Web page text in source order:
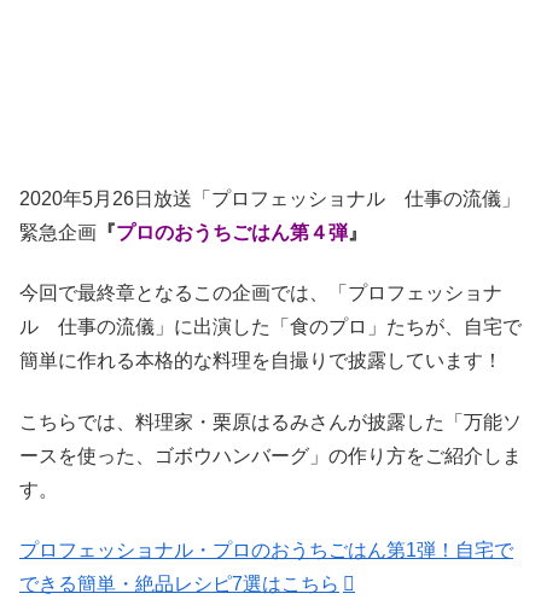
2020年5月26日放送「プロフェッショナル 仕事の流儀」
緊急企画 『プロのおうちごはん第４弾』
今回で最終章となるこの企画では、「プロフェッショナ
ル 仕事の流儀」に出演した「食のプロ」たちが、自宅で
簡単に作れる本格的な料理を自撮りで披露しています！
こちらでは、料理家・栗原はるみさんが披露した「万能ソ
ースを使った、ゴボウハンバーグ」の作り方をご紹介しま
す。
プロフェッショナル・プロのおうちごはん第1弾！自宅で
できる簡単・絶品レシピ7選はこちら